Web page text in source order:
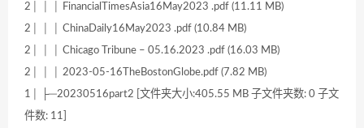
2│ │ │ FinancialTimesAsia16May2023 .pdf (11.11 MB)
2│ │ │ ChinaDaily16May2023 .pdf (10.84 MB)
2│ │ │ Chicago Tribune – 05.16.2023 .pdf (16.03 MB)
2│ │ │ 2023-05-16TheBostonGlobe.pdf (7.82 MB)
1│ ├─20230516part2 [文件夹大小:405.55 MB 子文件夹数: 0 子文
件数: 11]